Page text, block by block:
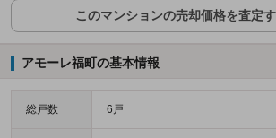
このマンションの売却価格を査定す
アモーレ福町の基本情報
総戸数 6戸